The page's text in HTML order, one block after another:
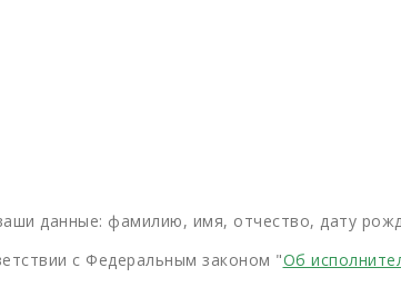
данные: фамилию, имя, отчество, дату
с Федеральным законом "Об